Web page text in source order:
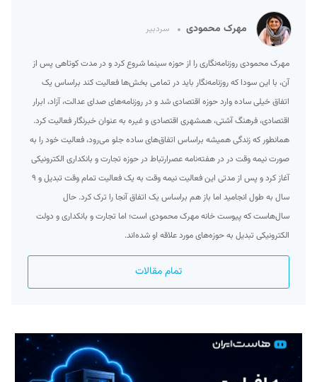
مهرک محمودی سردبیر
مهرک محمودی روزنامه‌نگاری را از حوزه سینما شروع کرد و در مدت کوتاهی پس از
آن، با این سودا که روزنامه‌نگار باید در تمامی بخش‌ها فعالیت کند براساس یک
اتفاق خیلی ساده وارد حوزه اقتصادی شد و در روزنامه‌های صدای عدالت، آزاد، ابرار
اقتصادی، فرهنگ آشتی، همشهری اقتصادی و غیره به عنوان خبرنگار فعالیت کرد.
همانطور که زندگی همیشه براساس اتفاق‌های ساده جلو می‌رود، فعالیت خود را به
صورت نیمه وقت در در هفته‌نامه عصرارتباط در حوزه تجارت و بانکداری الکترونیکی
آغاز کرد و پس از مدتی این فعالیت نیمه وقت به یک فعالیت تمام وقت تبدیل و ۹
سال به طول انجامید اما باز هم براساس یک اتفاق آنجا را ترک کرد. حال
سال‌هاست که پیوست خانه مهرک محمودی است؛ اما تجارت و بانکداری و دولت
الکترونیکی تبدیل به حوزه‌های مورد علاقه او شده‌اند.
تمام مقالات